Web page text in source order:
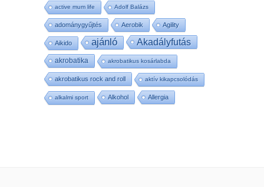
active mum life Adolf Balázs
adománygyűjtés Aerobik Agility
Aikido ajánló Akadályfutás
akrobatika akrobatikus kosárlabda
akrobatikus rock and roll aktív kikapcsolódás
alkalmi sport Alkohol Allergia